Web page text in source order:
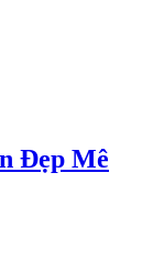
Đẹp Mê